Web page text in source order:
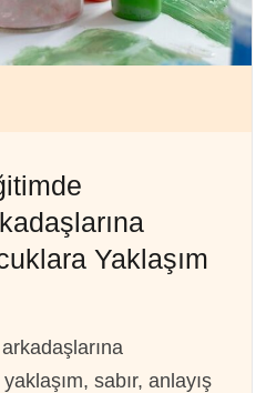
Yaklaşım
sabır, anlayış